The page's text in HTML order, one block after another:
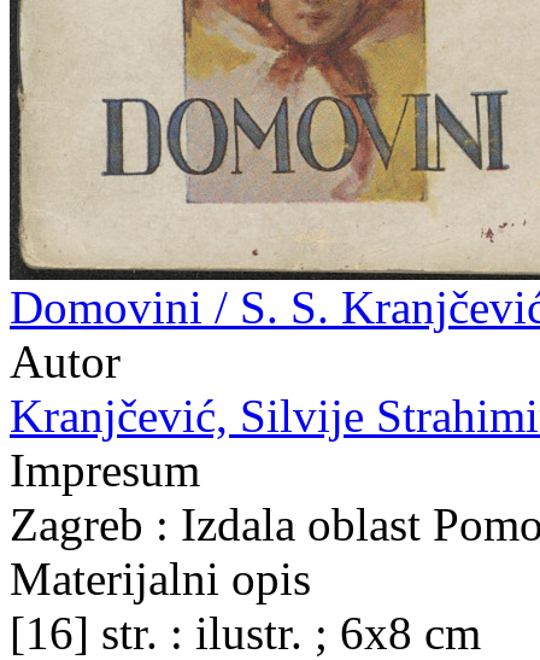
Domovini / S. S.
Autor
Kranjčević, Silvije
Impresum
Zagreb : Izdala oblast
Materijalni opis
[16] str. : ilustr. ; 6x8 cm